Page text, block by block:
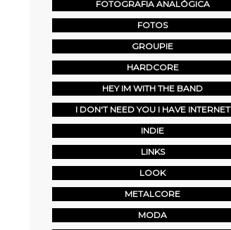
FOTOGRAFIA ANALÓGICA
FOTOS
GROUPIE
HARDCORE
HEY IM WITH THE BAND
I DON'T NEED YOU I HAVE INTERNET
INDIE
LINKS
LOOK
METALCORE
MODA